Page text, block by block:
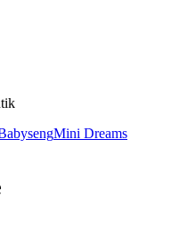
Mini Dreams